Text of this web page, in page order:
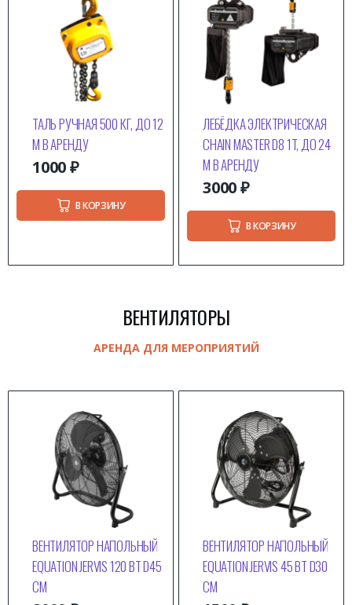
ТАЛЬ РУЧНАЯ 500 КГ, ДО 12
М В АРЕНДУ
1000₽
В КОРЗИНУ
ЛЕБЁДКА ЭЛЕКТРИЧЕСКАЯ
CHAIN MASTER D8 1T, ДО 24
М В АРЕНДУ
3000₽
В КОРЗИНУ
ВЕНТИЛЯТОРЫ
АРЕНДА ДЛЯ МЕРОПРИЯТИЙ
ВЕНТИЛЯТОР НАПОЛЬНЫЙ
EQUATION JERVIS 120 ВТ D45
СМ
ВЕНТИЛЯТОР НАПОЛЬНЫЙ
EQUATION JERVIS 45 ВТ D30
СМ